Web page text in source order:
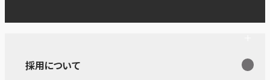
採用について